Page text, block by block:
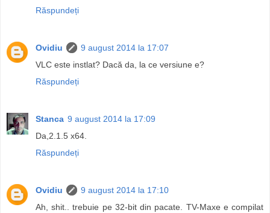
Răspundeți
Ovidiu
9 august 2014 la 17:07
VLC este instlat? Dacă da, la ce versiune e?
Răspundeți
Stanca 9 august 2014 la 17:09
Da,2.1.5 x64.
Răspundeți
Ovidiu
9 august 2014 la 17:10
Ah, shit.. trebuie pe 32-bit din pacate. TV-Maxe e compilat